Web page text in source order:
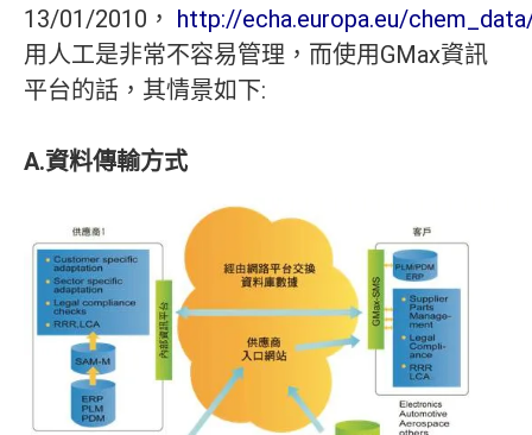
13/01/2010， http://echa.europa.eu/
用人工是非常不容易管理，而使用GMax資訊
平台的話，其情景如下:
A.資料傳輸方式